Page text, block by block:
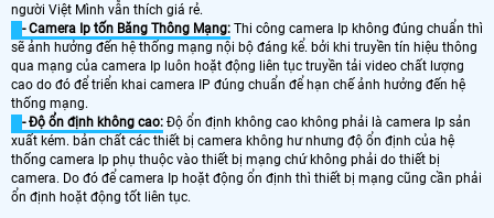
người Việt Mình vẫn thích giá rẻ.
- Camera Ip tốn Băng Thông Mạng: Thi công camera Ip không đúng chuẩn thì
sẽ ảnh hưởng đến hệ thống mạng nội bộ đáng kể. bởi khi truyền tín hiệu thông
qua mạng của camera Ip luôn hoặt động liên tục truyền tải video chất lượng
cao do đó để triển khai camera IP đúng chuẩn để hạn chế ảnh hưởng đến hệ
thống mạng.
- Độ ổn định không cao: Độ ổn định không cao không phải là camera Ip sản
xuất kém. bản chất các thiết bị camera không hư nhưng độ ổn định của hệ
thống camera Ip phụ thuộc vào thiết bị mạng chứ không phải do thiết bị
camera. Do đó để camera Ip hoặt động ổn định thì thiết bị mạng cũng cần phải
ổn định hoặt động tốt liên tục.